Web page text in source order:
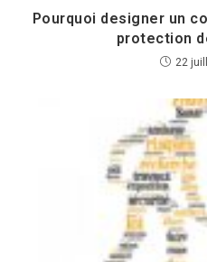
Pourquoi designer un
protection
22